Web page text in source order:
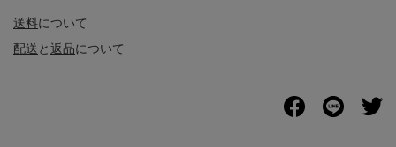
送料について
配送と返品について